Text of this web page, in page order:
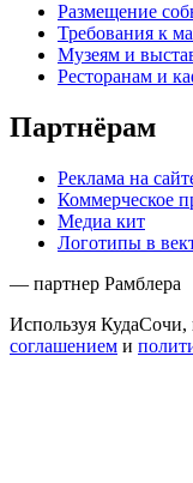
Размещение
Требования к
Музеям и
Ресторанам и
Партнёрам
Реклама на
Коммерческое
Медиа кит
Логотипы в
— партнер Рамблера
Используя КудаСочи,
соглашением и